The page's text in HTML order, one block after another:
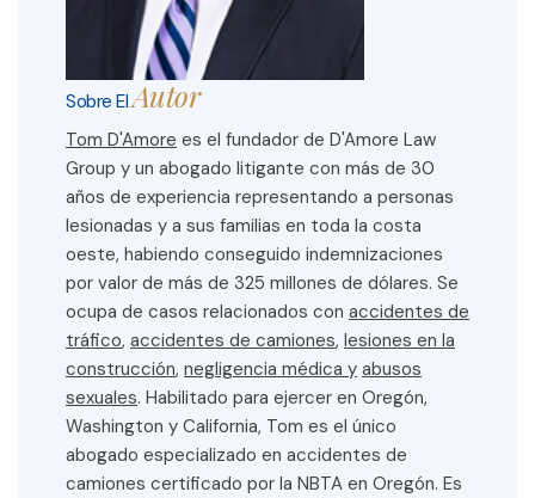
Sobre ElAutor
Tom D'Amore es el fundador de D'Amore Law
Group y un abogado litigante con más de 30
años de experiencia representando a personas
lesionadas y a sus familias en toda la costa
oeste, habiendo conseguido indemnizaciones
por valor de más de 325 millones de dólares. Se
ocupa de casos relacionados con accidentes de
tráfico, accidentes de camiones, lesiones en la
construcción, negligencia médica y abusos
sexuales. Habilitado para ejercer en Oregón,
Washington y California, Tom es el único
abogado especializado en accidentes de
camiones certificado por la NBTA en Oregón. Es